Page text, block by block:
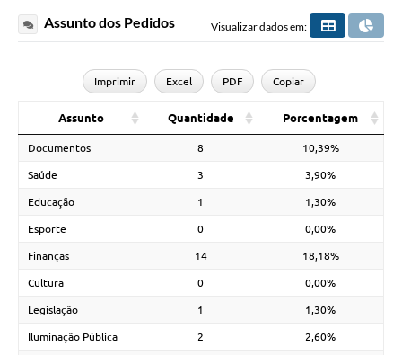
Assunto dos Pedidos Visualizar dados em:
Imprimir Excel PDF Copiar
Assunto Quantidade Porcentagem
Documentos 8 10,39%
Saúde 3 3,90%
Educação 1 1,30%
Esporte 0 0,00%
Finanças 14 18,18%
Cultura 0 0,00%
Legislação 1 1,30%
Iluminação Pública 2 2,60%